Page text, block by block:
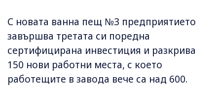
С новата ванна пещ №3 предприятието
завършва третата си поредна
сертифицирана инвестиция и разкрива
150 нови работни места, с което
работещите в завода вече са над 600.